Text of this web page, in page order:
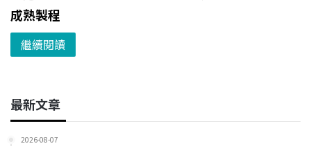
成熟製程
繼續閱讀
最新文章
2026-08-07